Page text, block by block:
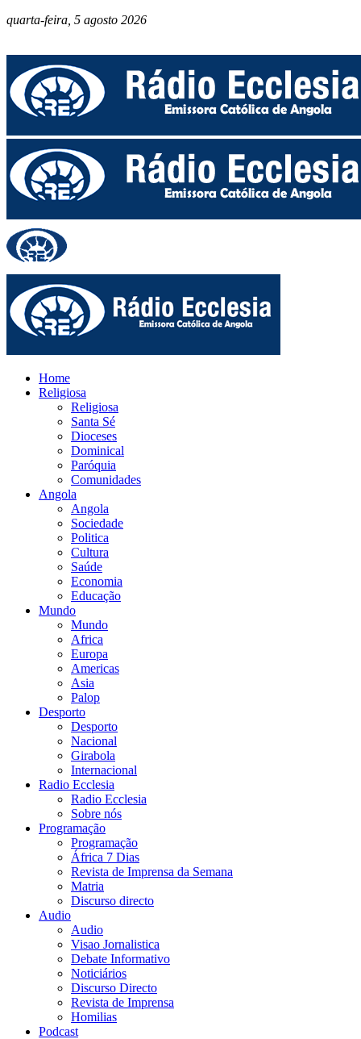
quarta-feira, 5 agosto 2026
Home
Religiosa
Religiosa
Santa Sé
Dioceses
Dominical
Paróquia
Comunidades
Angola
Angola
Sociedade
Politica
Cultura
Saúde
Economia
Educação
Mundo
Mundo
Africa
Europa
Americas
Asia
Palop
Desporto
Desporto
Nacional
Girabola
Internacional
Radio Ecclesia
Radio Ecclesia
Sobre nós
Programação
Programação
África 7 Dias
Revista de Imprensa da Semana
Matria
Discurso directo
Audio
Audio
Visao Jornalistica
Debate Informativo
Noticiários
Discurso Directo
Revista de Imprensa
Homilias
Podcast